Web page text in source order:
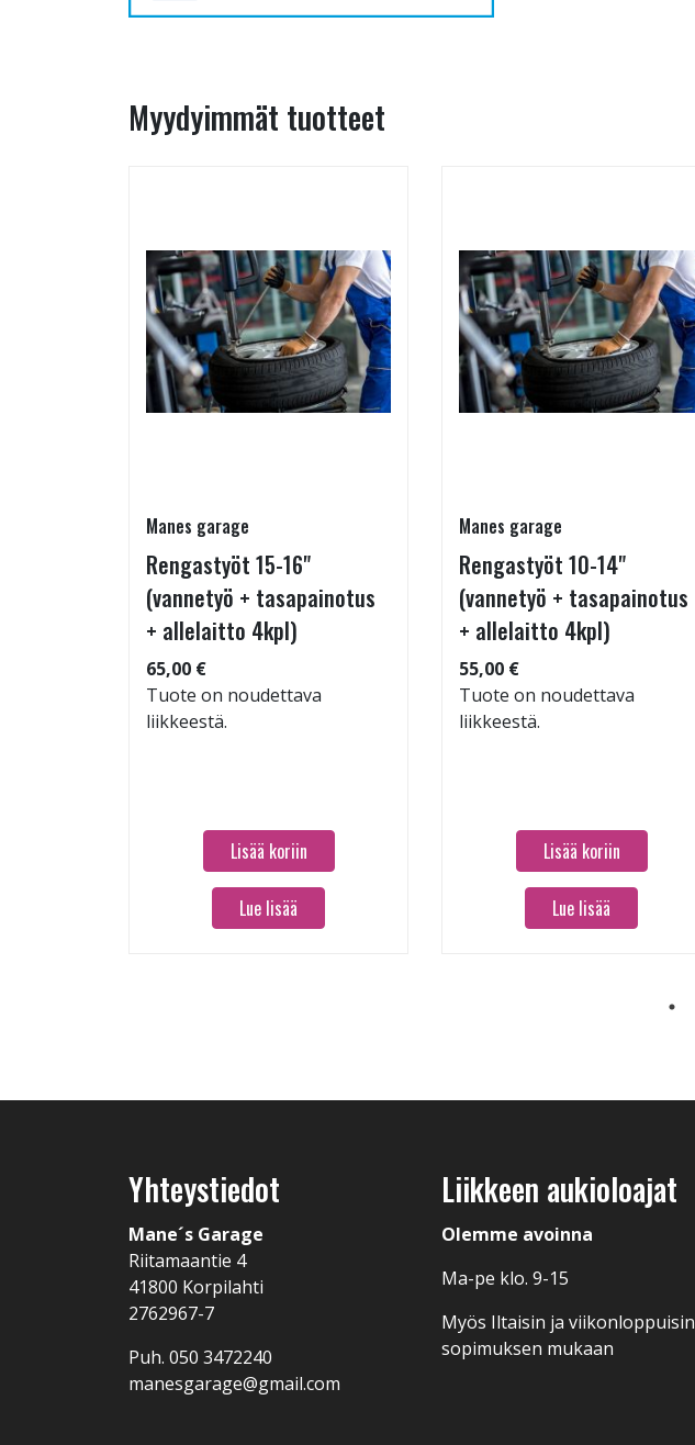
Myydyimmät tuotteet
Manes garage
Rengastyöt 15-16"
(vannetyö + tasapainotus
+ allelaitto 4kpl)
65,00 €
Tuote on noudettava
liikkeestä.
Lisää koriin
Lue lisää
Manes garage
Rengastyöt 10-14"
(vannetyö + tasapainotus
+ allelaitto 4kpl)
55,00 €
Tuote on noudettava
liikkeestä.
Lisää koriin
Lue lisää
Yhteystiedot
Mane´s Garage
Riitamaantie 4
41800 Korpilahti
2762967-7
Puh. 050 3472240
manesgarage@gmail.com
Liikkeen aukioloajat
Olemme avoinna
Ma-pe klo. 9-15
Myös Iltaisin ja viikonloppuisin
sopimuksen mukaan